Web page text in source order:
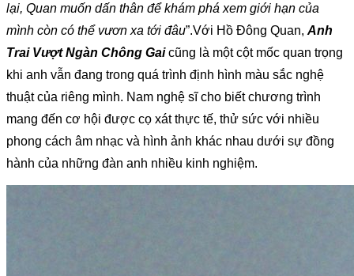
lại, Quan muốn dấn thân để khám phá xem giới hạn của
mình còn có thể vươn xa tới đâu”.Với Hồ Đông Quan, Anh
Trai Vượt Ngàn Chông Gai cũng là một cột mốc quan trọng
khi anh vẫn đang trong quá trình định hình màu sắc nghệ
thuật của riêng mình. Nam nghệ sĩ cho biết chương trình
mang đến cơ hội được cọ xát thực tế, thử sức với nhiều
phong cách âm nhạc và hình ảnh khác nhau dưới sự đồng
hành của những đàn anh nhiều kinh nghiệm.